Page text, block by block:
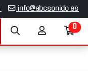
info@abcsonido.es
Búsqueda
Ir
0